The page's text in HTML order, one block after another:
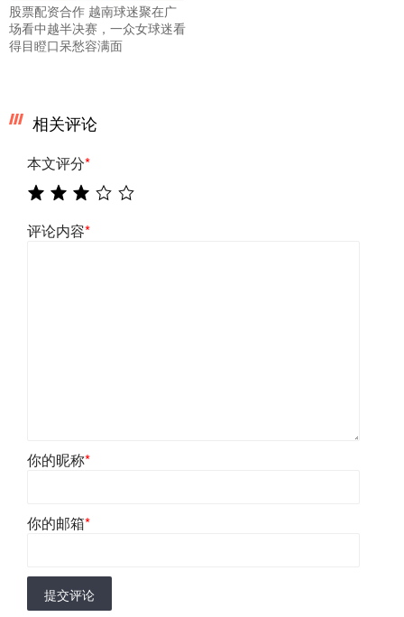
股票配资合作 越南球迷聚在广
场看中越半决赛，一众女球迷看
得目瞪口呆愁容满面
相关评论
本文评分*
评论内容*
你的昵称*
你的邮箱*
提交评论